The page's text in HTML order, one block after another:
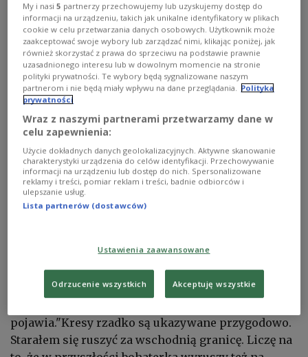
Uniwersytet Wileński na Starym Mieście w Wilnie Shutterstock/Jonas
Tufvesson
Książka „Aligator w Wilnie” to skrzyżowanie
kryminału i powieści przygodowej przyprawione
Jak mówi Polskiemu Radiu dla ZagranicyPiotr
Jezierski, we współczesnej polskiej literaturze
pojawia."Kresy rzadko są ukazywane przygodowo.
Starałem się ruszyć za wschodnią granicę. Liczę na
My i nasi5 partnerzy przechowujemy lub uzyskujemy dostęp do
informacji na urządzeniu, takich jak unikalne identyfikatory w plikach
cookie w celu przetwarzania danych osobowych. Użytkownik może
zaakceptować swoje wybory lub zarządzać nimi, klikając poniżej, jak
również skorzystać z prawa do sprzeciwu na podstawie prawnie
uzasadnionego interesu lub w dowolnym momencie na stronie
polityki prywatności. Te wybory będą sygnalizowane naszym
partnerom i nie będą miały wpływu na dane przeglądania. Polityka
prywatności
Wraz z naszymi partnerami przetwarzamy dane w
celu zapewnienia:
Użycie dokładnych danych geolokalizacyjnych. Aktywne skanowanie
charakterystyki urządzenia do celów identyfikacji. Przechowywanie
informacji na urządzeniu lub dostęp do nich. Spersonalizowane
reklamy i treści, pomiar reklam i treści, badnie odbiorców i
ulepszanie usług.
Lista partnerów (dostawców)
Ustawienia zaawansowane
Odrzucenie wszystkich Akceptuję wszystkie